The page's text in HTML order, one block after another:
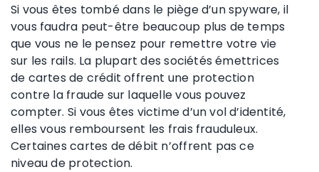
Si vous êtes tombé dans le piège d’un spyware, il
vous faudra peut-être beaucoup plus de temps
que vous ne le pensez pour remettre votre vie
sur les rails. La plupart des sociétés émettrices
de cartes de crédit offrent une protection
contre la fraude sur laquelle vous pouvez
compter. Si vous êtes victime d’un vol d’identité,
elles vous remboursent les frais frauduleux.
Certaines cartes de débit n’offrent pas ce
niveau de protection.